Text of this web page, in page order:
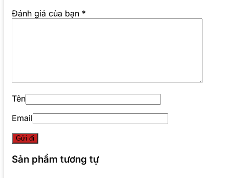
Đánh giá của bạn *
Tên
Email
Sản phẩm tương tự